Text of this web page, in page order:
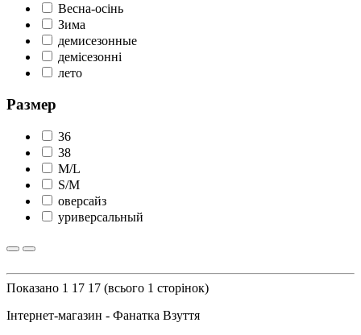
Весна-осінь
Зима
демисезонные
демісезонні
лето
Размер
36
38
M/L
S/M
оверсайз
уриверсальный
Показано 1 17 17 (всього 1 сторінок)
Інтернет-магазин - Фанатка Взуття